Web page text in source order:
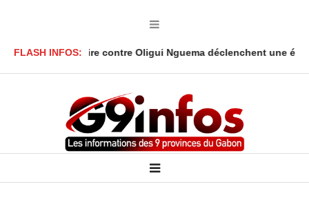
FLASH INFOS:
de Lanlaire contre Oligui Nguema déclenchent une énorme